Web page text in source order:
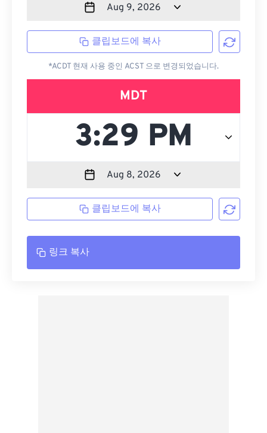
클립보드에 복사
*ACDT 현재 사용 중인 ACST 으로 변경되었습니다.
MDT
클립보드에 복사
링크 복사